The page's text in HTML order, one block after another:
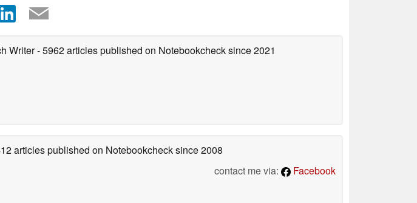
Writer- 5962 articles published on Notebookchecksince 2021
articles published on Notebookchecksince 2008
contact me via:
Facebook